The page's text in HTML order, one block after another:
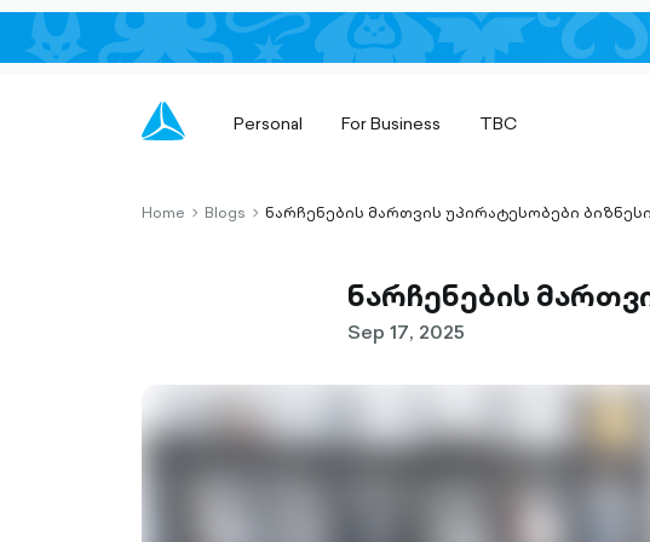
Personal For Business TBC
Home chevron-
Blogs chevron-
ნარჩენების მართვის უპირატესობები
ნარჩენების
Sep 17, 2025